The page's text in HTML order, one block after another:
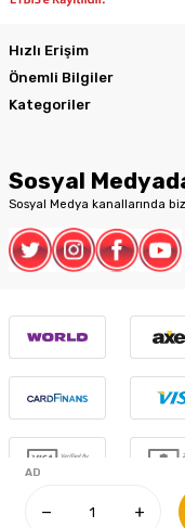
AD
Hızlı Erişim
Önemli Bilgiler
Kategoriler
Sosyal
Sosyal Medya kanallarında